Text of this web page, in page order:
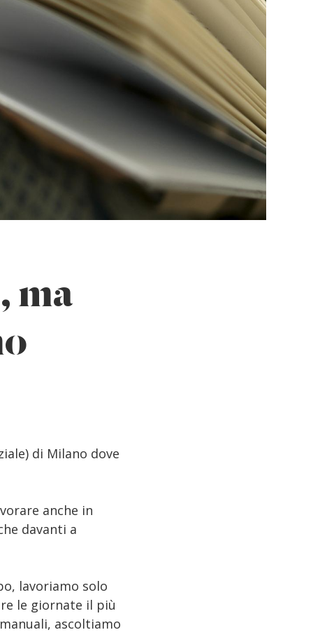
ma
di Milano dove
anche in
davanti a
lavoriamo solo
le giornate il più
ascoltiamo